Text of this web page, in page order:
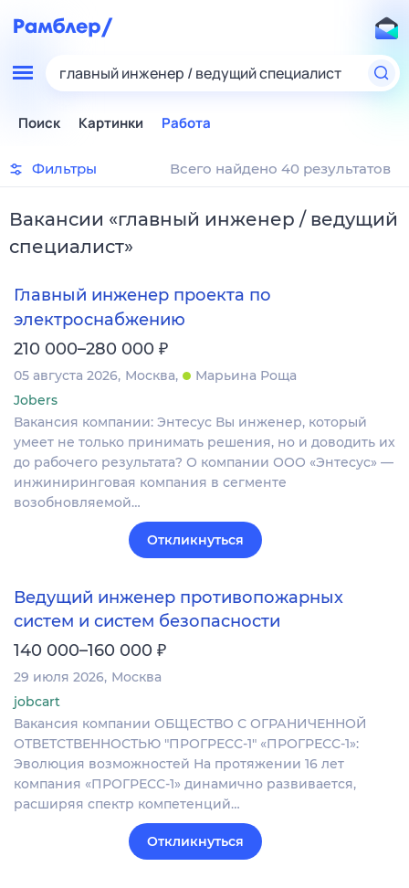
главный инженер / ведущий специалист
Поиск Картинки Работа
Фильтры Всего найдено 40 результатов
Вакансии «главный инженер / ведущий
специалист»
Главный инженер проекта по
электроснабжению
210 000–280 000 ₽
05 августа 2026 Москва
Марьина Роща
Jobers
Вакансия компании: Энтесус Вы инженер, который
умеет не только принимать решения, но и доводить их
до рабочего результата? О компании ООО «Энтесус» —
инжиниринговая компания в сегменте
возобновляемой…
Откликнуться
Ведущий инженер противопожарных
систем и систем безопасности
140 000–160 000 ₽
29 июля 2026 Москва
jobcart
Вакансия компании ОБЩЕСТВО С ОГРАНИЧЕННОЙ
ОТВЕТСТВЕННОСТЬЮ "ПРОГРЕСС-1" «ПРОГРЕСС-1»:
Эволюция возможностей На протяжении 16 лет
компания «ПРОГРЕСС-1» динамично развивается,
расширяя спектр компетенций…
Откликнуться